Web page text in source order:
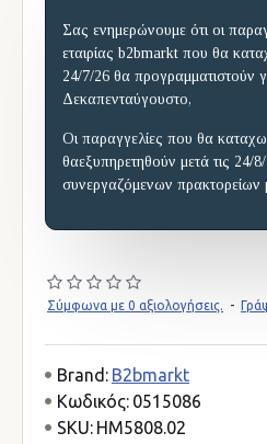
Σας ενημερώνουμε ότι οι
εταιρίας b2bmarkt που θα
24/7/26 θα προγραμματιστούν
Δεκαπενταύγουστο,
Οι παραγγελίες που θα
θαεξυπηρετηθούν μετά τις
συνεργαζόμενων πρακτορείων
Σύμφωνα με 0 αξιολογήσεις. -
Brand: B2bmarkt
Κωδικός: 0515086
SKU: HM5808.02